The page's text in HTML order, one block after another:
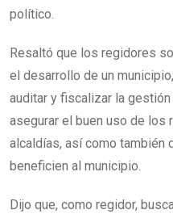
político.
Resaltó que los regidores
el desarrollo de un
auditar y fiscalizar la
asegurar el buen uso de los
alcaldías, así como también
beneficien al municipio.
Dijo que, como regidor,